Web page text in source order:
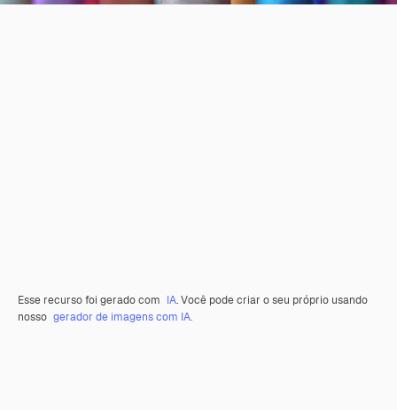
Esse recurso foi gerado com IA. Você pode criar o seu próprio usando
nosso gerador de imagens com IA.